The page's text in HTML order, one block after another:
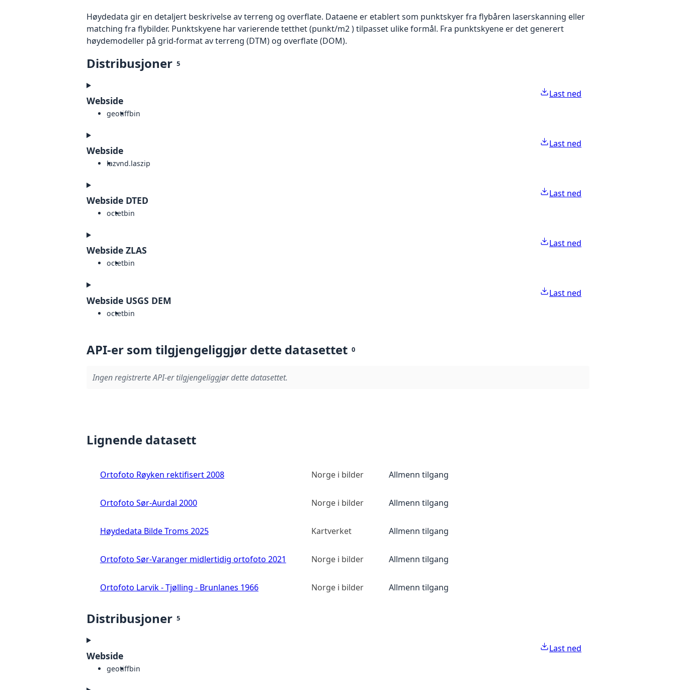
Høydedata gir en detaljert beskrivelse av terreng og overflate. Dataene er etablert som punktskyer fra flybåren laserskanning eller
matching fra flybilder. Punktskyene har varierende tetthet (punkt/m2 ) tilpasset ulike formål. Fra punktskyene er det generert
høydemodeller på grid-format av terreng (DTM) og overflate (DOM).
Distribusjoner 5
Webside
geotiffbin
Last ned
Webside
lazvnd.laszip
Last ned
Webside DTED
octetbin
Last ned
Webside ZLAS
octetbin
Last ned
Webside USGS DEM
octetbin
Last ned
API-er som tilgjengeliggjør dette datasettet 0
Ingen registrerte API-er tilgjengeliggjør dette datasettet.
Lignende datasett
Ortofoto Røyken rektifisert 2008 Norge i bilder Allmenn tilgang
Ortofoto Sør-Aurdal 2000 Norge i bilder Allmenn tilgang
Høydedata Bilde Troms 2025 Kartverket Allmenn tilgang
Ortofoto Sør-Varanger midlertidig ortofoto 2021 Norge i bilder Allmenn tilgang
Ortofoto Larvik - Tjølling - Brunlanes 1966 Norge i bilder Allmenn tilgang
Distribusjoner 5
Webside
geotiffbin
Last ned